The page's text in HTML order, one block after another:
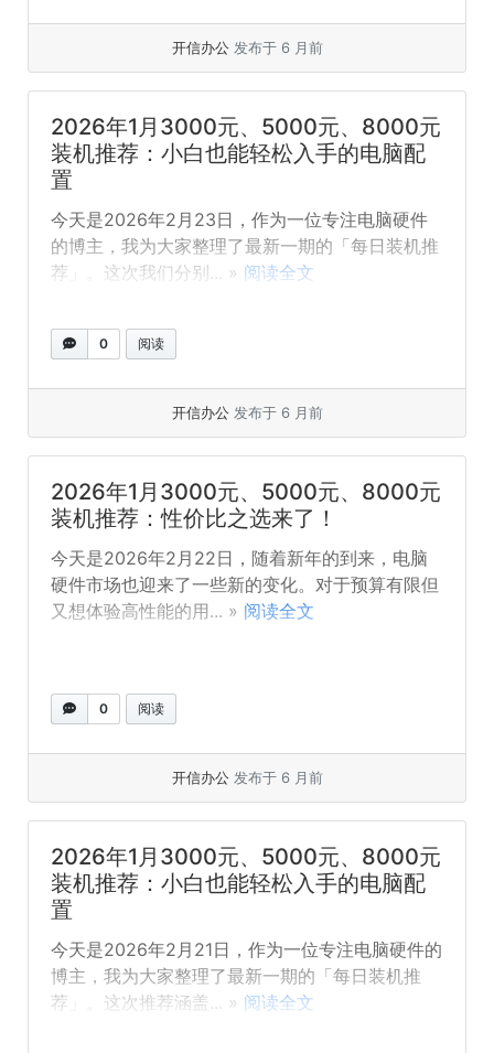
开信办公 发布于 6 月前
2026年1月3000元、5000元、8000元
装机推荐：小白也能轻松入手的电脑配
置
今天是2026年2月23日，作为一位专注电脑硬件
的博主，我为大家整理了最新一期的「每日装机推
荐」。这次我们分别... » 阅读全文
0 阅读
开信办公 发布于 6 月前
2026年1月3000元、5000元、8000元
装机推荐：性价比之选来了！
今天是2026年2月22日，随着新年的到来，电脑
硬件市场也迎来了一些新的变化。对于预算有限但
又想体验高性能的用... » 阅读全文
0 阅读
开信办公 发布于 6 月前
2026年1月3000元、5000元、8000元
装机推荐：小白也能轻松入手的电脑配
置
今天是2026年2月21日，作为一位专注电脑硬件的
博主，我为大家整理了最新一期的「每日装机推
荐」。这次推荐涵盖... » 阅读全文